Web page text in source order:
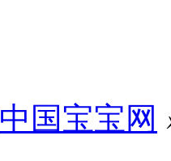
中国宝宝网